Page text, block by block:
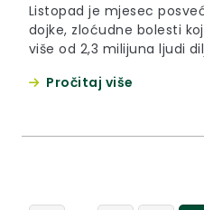
Listopad je mjesec
dojke, zloćudne bolesti
više od 2,3 milijuna ljudi
županom Željkom
Pročitaj više